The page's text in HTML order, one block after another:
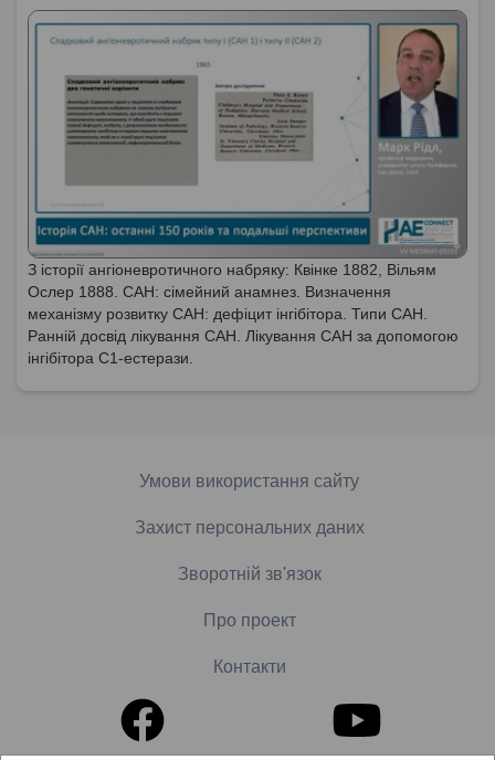
З історії ангіоневротичного набряку: Квінке 1882, Вільям
Ослер 1888. САН: сімейний анамнез. Визначення
механізму розвитку САН: дефіцит інгібітора. Типи САН.
Ранній досвід лікування САН. Лікування САН за допомогою
інгібітора С1-естерази.
Умови використання сайту
Захист персональних даних
Зворотній зв'язок
Про проект
Контакти